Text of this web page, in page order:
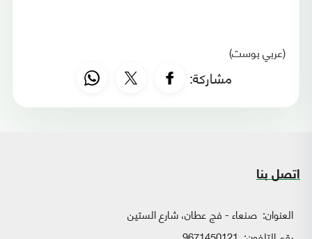
(عربي بوست)
مشاركة:
اتصل بنا
العنوان: صنعاء - فج عطان، شارع الستين